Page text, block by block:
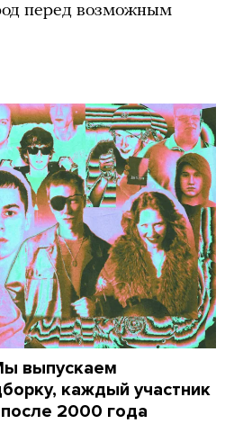
перед возможным
выпускаем
каждый участник
2000 года